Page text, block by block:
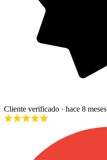
Cliente verificado · hace 8 meses